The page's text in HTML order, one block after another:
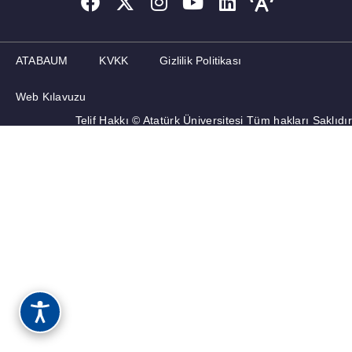
ATABAUM KVKK Gizlilik Politikası
Web Kılavuzu
Telif Hakkı © Atatürk Üniversitesi Tüm hakları Saklıdır